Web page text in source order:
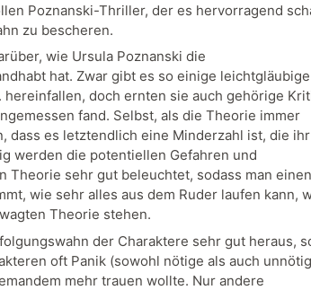
Poznanski-Thriller, der es hervorragend
zu bescheren.
wie Ursula Poznanski die
hat. Zwar gibt es so einige leichtgläubige
hereinfallen, doch ernten sie auch gehörige
fand. Selbst, als die Theorie immer
dass es letztendlich eine Minderzahl ist, die ihr
werden die potentiellen Gefahren und
Theorie sehr gut beleuchtet, sodass man einen
wie sehr alles aus dem Ruder laufen kann,
Theorie stehen.
der Charaktere sehr gut heraus,
oft Panik (sowohl nötige als auch
mehr trauen wollte. Nur andere